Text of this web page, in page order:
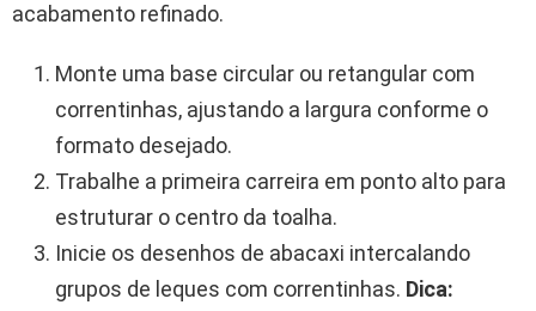
acabamento refinado.
Monte uma base circular ou retangular com
correntinhas, ajustando a largura conforme o
formato desejado.
Trabalhe a primeira carreira em ponto alto para
estruturar o centro da toalha.
Inicie os desenhos de abacaxi intercalando
grupos de leques com correntinhas. Dica: